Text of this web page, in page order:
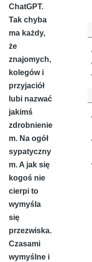
ChatGPT.
Tak chyba
ma każdy,
że
znajomych,
kolegów i
przyjaciół
lubi nazwać
jakimś
zdrobnienie
m. Na ogół
sypatyczny
m. A jak się
kogoś nie
cierpi to
wymyśla
się
przezwiska.
Czasami
wymyślne i